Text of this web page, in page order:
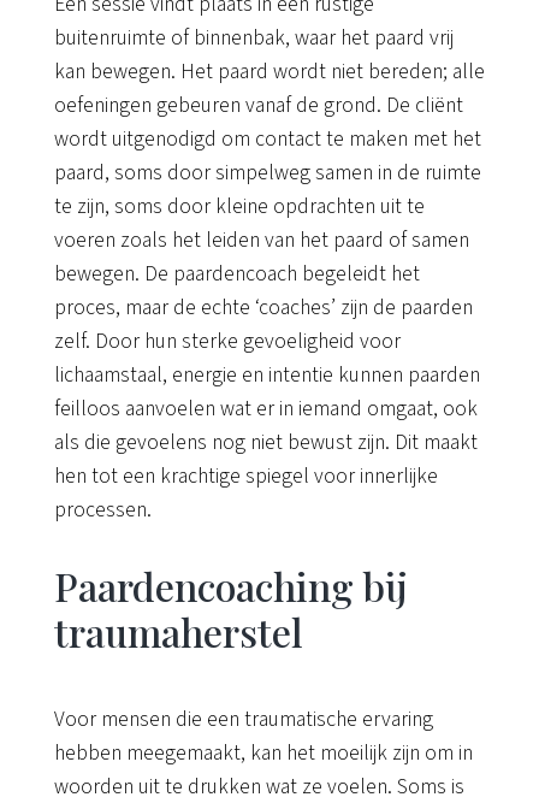
buitenruimte of binnenbak, waar het paard vrij
kan bewegen. Het paard wordt niet bereden; alle
oefeningen gebeuren vanaf de grond. De cliënt
wordt uitgenodigd om contact te maken met het
paard, soms door simpelweg samen in de ruimte
te zijn, soms door kleine opdrachten uit te
voeren zoals het leiden van het paard of samen
bewegen. De paardencoach begeleidt het
proces, maar de echte ‘coaches’ zijn de paarden
zelf. Door hun sterke gevoeligheid voor
lichaamstaal, energie en intentie kunnen paarden
feilloos aanvoelen wat er in iemand omgaat, ook
als die gevoelens nog niet bewust zijn. Dit maakt
hen tot een krachtige spiegel voor innerlijke
processen.
Paardencoaching bij
traumaherstel
Voor mensen die een traumatische ervaring
hebben meegemaakt, kan het moeilijk zijn om in
woorden uit te drukken wat ze voelen. Soms is